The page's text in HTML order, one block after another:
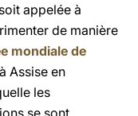
appelée à
de manière
mondiale de
Assise en
les
se sont